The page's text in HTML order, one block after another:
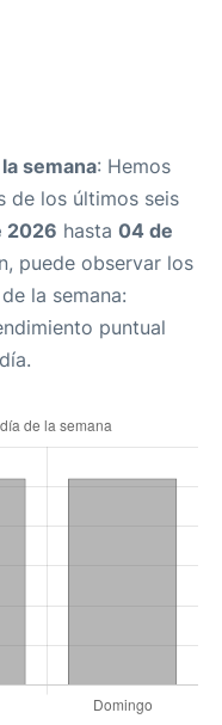
semana: Hemos
de los últimos seis
2026 hasta 04 de
puede observar los
la semana:
puntual